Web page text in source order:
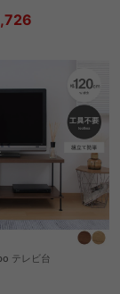
テレビ台